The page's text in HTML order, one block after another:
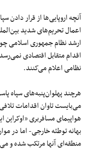
آنچه اروپایی‌ها از قرار
اعمال تحریم‌های شدید
ارشد نظام جمهوری اسلامی
اقدام متقابل اقتصادی
نظامی اعلام می‌کنند.
هرچند پهلوان‌پنبه‌های سپاه
می‌بایست تاوان اقدامات
هواپیمای مسافربری
بهانه توطئه خارجی- اما در
منطقه‌ای آنها مرتکب شده و